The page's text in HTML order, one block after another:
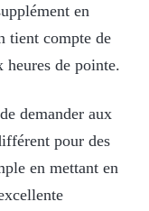
en
tient compte de
de pointe.
demander aux
pour des
en mettant en